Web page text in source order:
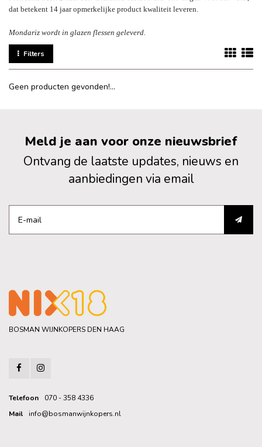
dat betekent 14 jaar opmerkelijke product kwaliteit leveren.
Mondariz wordt in glazen flessen geleverd.
Filters
Geen producten gevonden!...
Meld je aan voor onze nieuwsbrief
Ontvang de laatste updates, nieuws en
aanbiedingen via email
BOSMAN WIJNKOPERS DEN HAAG
Telefoon
070 - 358 4336
Mail
info@bosmanwijnkopers.nl